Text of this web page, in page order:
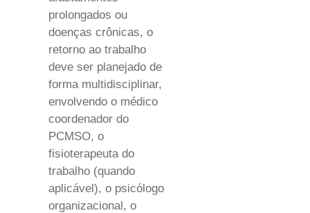
prolongados ou
doenças crônicas, o
retorno ao trabalho
deve ser planejado de
forma multidisciplinar,
envolvendo o médico
coordenador do
PCMSO, o
fisioterapeuta do
trabalho (quando
aplicável), o psicólogo
organizacional, o